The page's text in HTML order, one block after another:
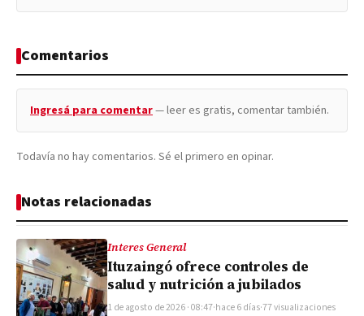
Comentarios
Ingresá para comentar— leer es gratis, comentar también.
Todavía no hay comentarios. Sé el primero en opinar.
Notas relacionadas
Interes General
Ituzaingó ofrece controles de
salud y nutrición a jubilados
1 de agosto de 2026 · 08:47·hace 6 días·77 visualizaciones